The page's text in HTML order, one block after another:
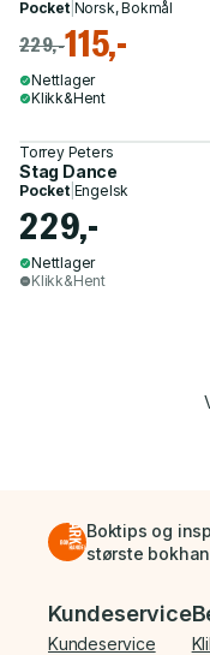
Pocket| Norsk, Bokmål
229,-115,-
Nettlager
Klikk&Hent
Torrey Peters
Stag Dance
Pocket| Engelsk
229,-
Nettlager
Klikk&Hent
Boktips og
største
Bunnmeny
Kundeservice
Kundeservice